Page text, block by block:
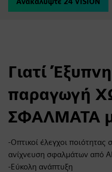
Γιατί
παραγωγή
ΣΦΑΛΜΑΤΑ
-Οπτικοί έλεγχοι ποιότητας
ανίχνευση σφαλμάτων από AI
-Εύκολη ανάπτυξη